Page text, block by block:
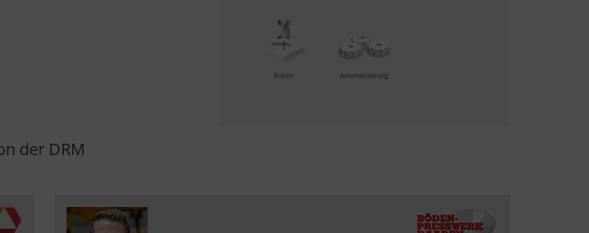
der DRM